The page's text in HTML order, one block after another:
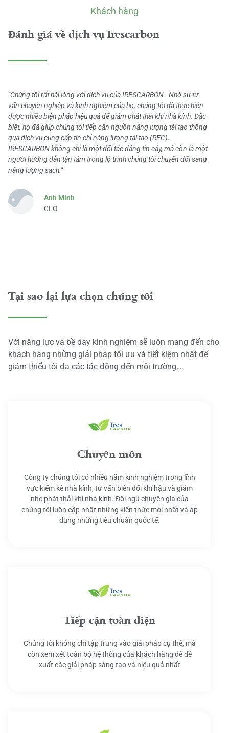
Khách hàng
Đánh giá về dịch vụ Irescarbon
"Chúng tôi rất hài lòng với dịch vụ của IRESCARBON . Nhờ sự tư
vấn chuyên nghiệp và kinh nghiệm của họ, chúng tôi đã thực hiện
được nhiều biện pháp hiệu quả để giảm phát thải khí nhà kính. Đặc
biệt, họ đã giúp chúng tôi tiếp cận nguồn năng lượng tái tạo thông
qua dịch vụ cung cấp tín chỉ năng lượng tái tạo (REC).
IRESCARBON không chỉ là một đối tác đáng tin cậy, mà còn là một
người hướng dẫn tận tâm trong lộ trình chúng tôi chuyển đổi sang
năng lượng sạch."
Anh Minh
CEO
Tại sao lại lựa chọn chúng tôi
Với năng lực và bề dày kinh nghiệm sẽ luôn mang đến cho
khách hàng những giải pháp tối ưu và tiết kiệm nhất để
giảm thiểu tối đa các tác động đến môi trường,…
Chuyên môn
Công ty chúng tôi có nhiều năm kinh nghiệm trong lĩnh
vực kiểm kê nhà kính, tư vấn biến đổi khí hậu và giảm
nhẹ phát thải khí nhà kính. Đội ngũ chuyên gia của
chúng tôi luôn cập nhật những kiến thức mới nhất và áp
dụng những tiêu chuẩn quốc tế.
Tiếp cận toàn diện
Chúng tôi không chỉ tập trung vào giải pháp cụ thể, mà
còn xem xét toàn bộ hệ thống của khách hàng để đề
xuất các giải pháp sáng tạo và hiệu quả nhất